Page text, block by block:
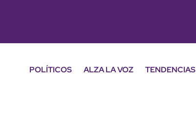
POLÍTICOS ALZA LA VOZ TENDENCIAS